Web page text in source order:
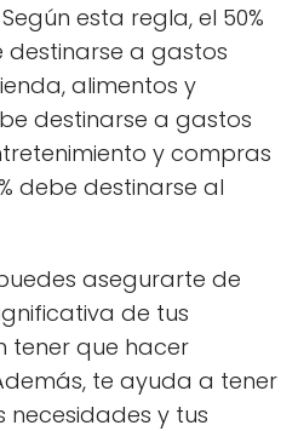
esta regla, el 50%
destinarse a gastos
alimentos y
destinarse a gastos
y compras
debe destinarse al
asegurarte de
de tus
tener que hacer
te ayuda a tener
necesidades y tus